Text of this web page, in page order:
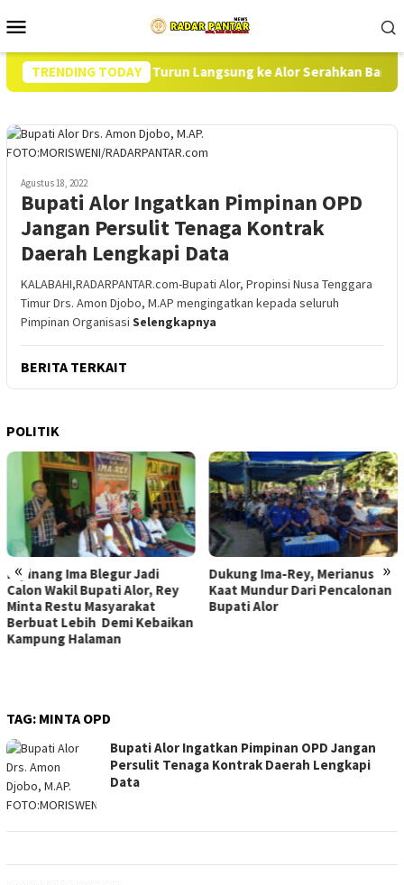
ke
Mobile
TRENDING TODAY
Dirut BULOG Turun Langsung ke Alor Serahkan Bantuan
Agustus 18, 2022
Bupati Alor Ingatkan Pimpinan OPD
Jangan Persulit Tenaga Kontrak
Daerah Lengkapi Data
KALABAHI,RADARPANTAR.com-Bupati Alor, Propinsi Nusa Tenggara
Timur Drs. Amon Djobo, M.AP mengingatkan kepada seluruh
Pimpinan Organisasi Selengkapnya
BERITA TERKAIT
POLITIK
« »
Dukung Ima-Rey, Merianus
Kaat Mundur Dari Pencalonan
Bupati Alor
MK Hapus Ambang Batas
Parlemen 4 Persen,
Mulai 2029
TAG: MINTA OPD
Bupati Alor Ingatkan Pimpinan OPD Jangan
Persulit Tenaga Kontrak Daerah Lengkapi
Data